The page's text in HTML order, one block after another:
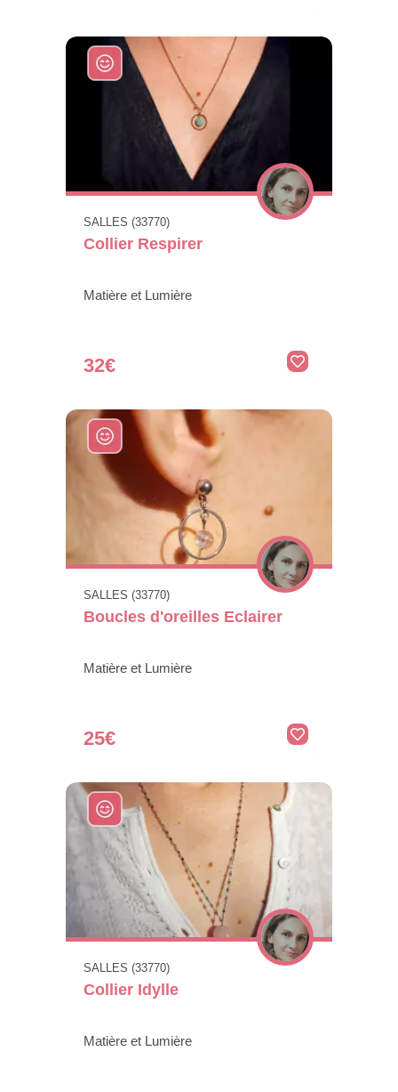
SALLES (33770)
Collier Respirer
Matière et Lumière
32€
SALLES (33770)
Boucles d'oreilles Eclairer
Matière et Lumière
25€
SALLES (33770)
Collier Idylle
Matière et Lumière